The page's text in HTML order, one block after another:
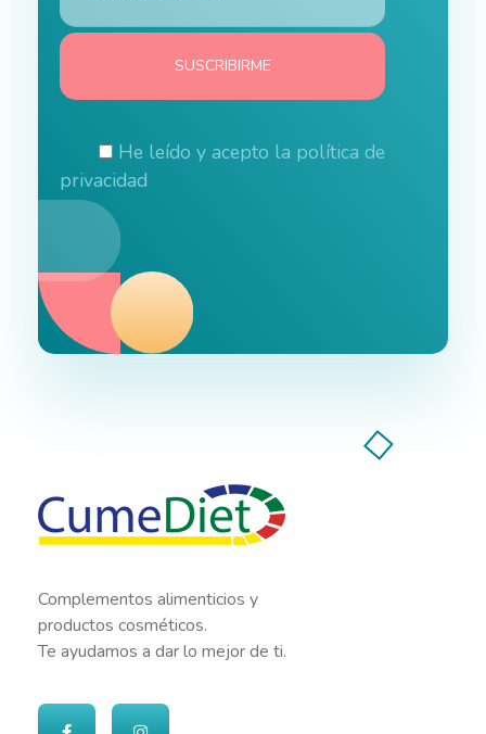
He leído y acepto la política de
privacidad
Complementos alimenticios y
productos cosméticos.
Te ayudamos a dar lo mejor de ti.